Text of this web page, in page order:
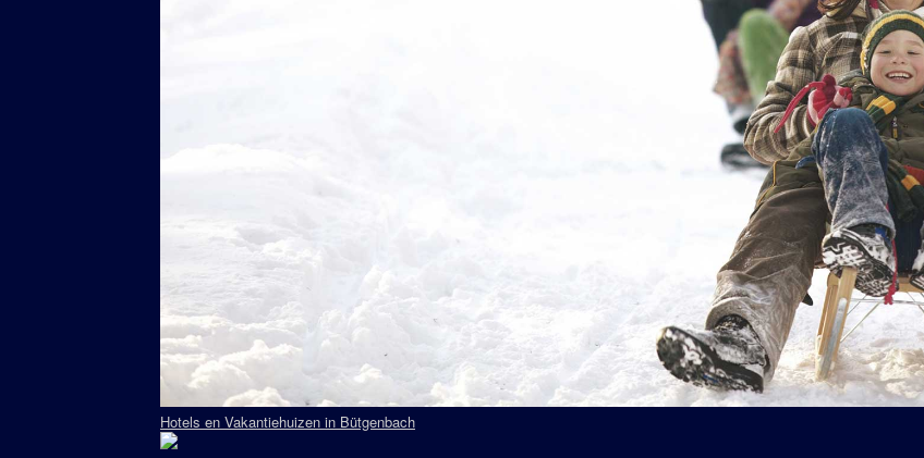
Hotels en Vakantiehuizen in Bütgenbach